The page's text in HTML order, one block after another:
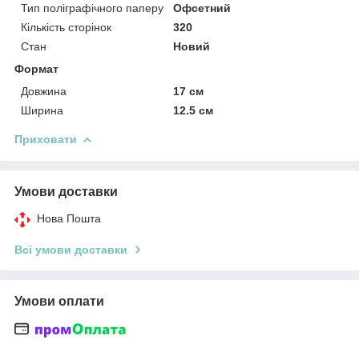
Тип поліграфічного паперу
Офсетний
Кількість сторінок
320
Стан
Новий
Формат
Довжина
17 см
Ширина
12.5 см
Приховати
Умови доставки
Нова Пошта
Всі умови доставки
Умови оплати